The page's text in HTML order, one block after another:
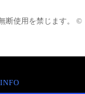
断使用を禁じます。 ©
INFO